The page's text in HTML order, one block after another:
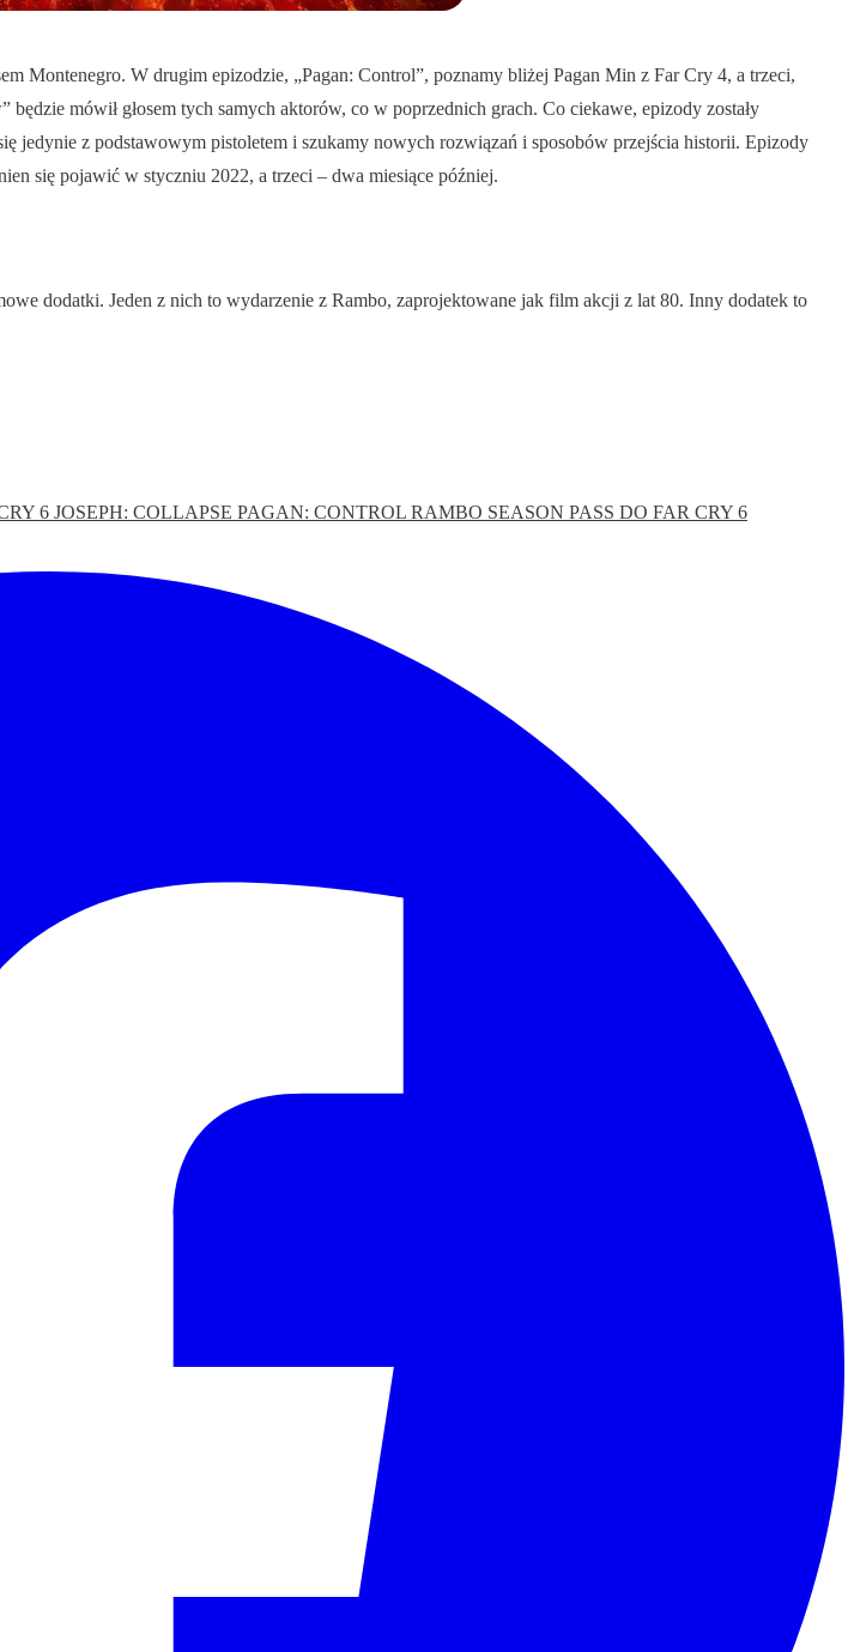
Montenegro. W drugim epizodzie, „Pagan: Control”, poznamy bliżej Pagan Min z Far Cry 4, a trzeci,
mówił głosem tych samych aktorów, co w poprzednich grach. Co ciekawe, epizody zostały
jedynie z podstawowym pistoletem i szukamy nowych rozwiązań i sposobów przejścia historii. Epizody
się pojawić w styczniu 2022, a trzeci – dwa miesiące później.
dodatki. Jeden z nich to wydarzenie z Rambo, zaprojektowane jak film akcji z lat 80. Inny dodatek to
6 JOSEPH: COLLAPSE PAGAN: CONTROL RAMBO SEASON PASS DO FAR CRY 6